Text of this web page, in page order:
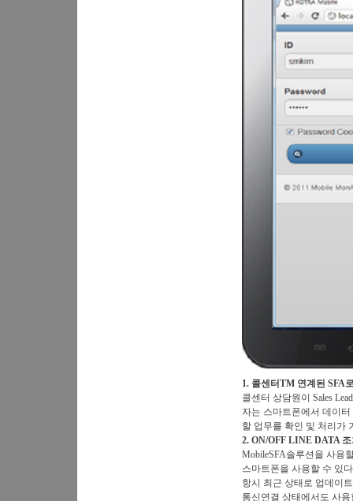
1. 콜센터TM 연계된 SFA
콜센터 상담원이 Sales
자는 스마트폰에서 데이
할 업무를 확인 및 처리가
2. ON/OFF LINE DATA
MobileSFA솔루션을 사용
스마트폰을 사용할 수 있
항시 최근 상태로 업데이
통신연결 상태에서도 사